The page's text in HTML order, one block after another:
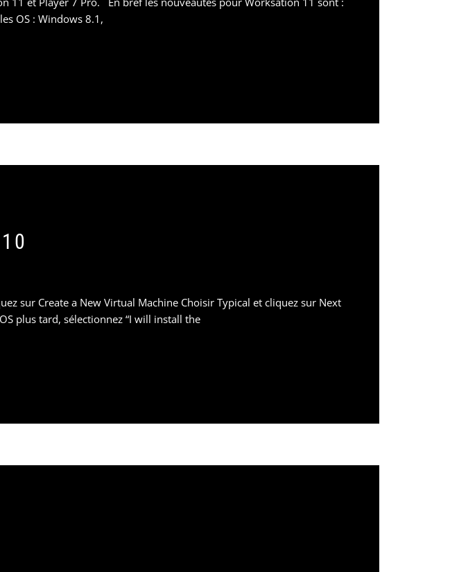
OS : Windows 8.1,
sur Create a New Virtual Machine Choisir Typical et cliquez sur Next
plus tard, sélectionnez “I will install the